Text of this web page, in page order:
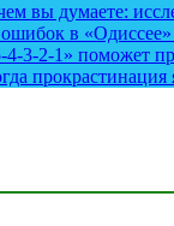
вы думаете:
в
3-2-1» поможет
прокрастинация